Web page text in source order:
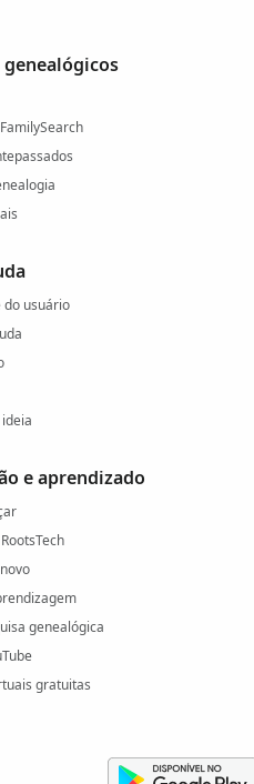
genealógicos
do usuário
e aprendizado
genealógica
gratuitas